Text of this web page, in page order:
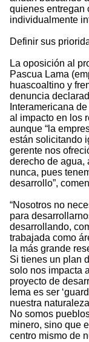
quienes entregan
individualmente
Definir sus
La oposición al
Pascua Lama
huascoaltino y
denuncia
Interamericana
al impacto en los
aunque “la
están solicitando
gerente nos
derecho de agua,
nunca, pues
desarrollo”,
“Nosotros no
para
desarrollando,
trabajada como
la más grande
Si tienes un plan
solo nos impacta
proyecto de
lema es ser
nuestra
No somos
minero, sino que
centro mismo de